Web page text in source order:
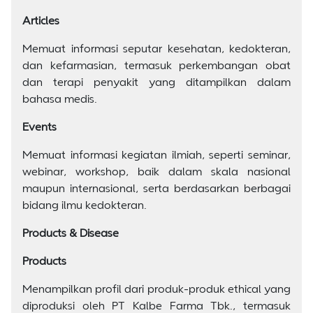
Articles
Memuat informasi seputar kesehatan, kedokteran,
dan kefarmasian, termasuk perkembangan obat
dan terapi penyakit yang ditampilkan dalam
bahasa medis.
Events
Memuat informasi kegiatan ilmiah, seperti seminar,
webinar, workshop, baik dalam skala nasional
maupun internasional, serta berdasarkan berbagai
bidang ilmu kedokteran.
Products & Disease
Products
Menampilkan profil dari produk-produk ethical yang
diproduksi oleh PT Kalbe Farma Tbk., termasuk